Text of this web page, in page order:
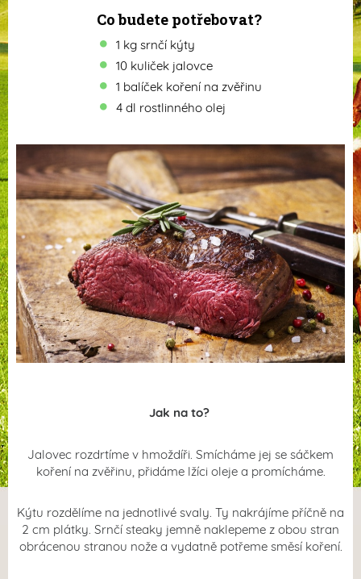
Co budete potřebovat?
1 kg srnčí kýty
10 kuliček jalovce
1 balíček koření na zvěřinu
4 dl rostlinného olej
Jak na to?
Jalovec rozdrtíme v hmoždíři. Smícháme jej se sáčkem
koření na zvěřinu, přidáme lžíci oleje a promícháme.
Kýtu rozdělíme na jednotlivé svaly. Ty nakrájíme příčně na
2 cm plátky. Srnčí steaky jemně naklepeme z obou stran
obrácenou stranou nože a vydatně potřeme směsí koření.